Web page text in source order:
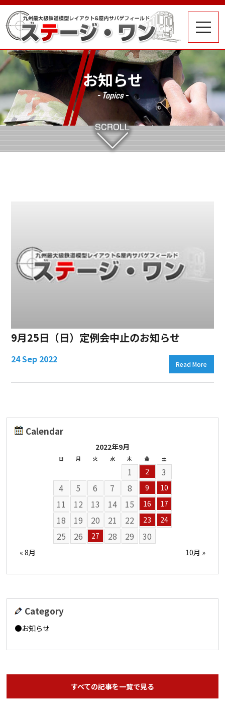
お知らせ
- Topics -
9月25日（日）定例会中止のお知らせ
24 Sep 2022 Read More
Calendar
2022年9月
日 月 火 水 木 金 土
1 2
3
4
5 6 7 8 9 10
11 12 13 14 15 16 17
18 19 20 21 22 23 24
25 26 27 28 29 30
« 8月 10月 »
Category
お知らせ
すべての記事を一覧で見る